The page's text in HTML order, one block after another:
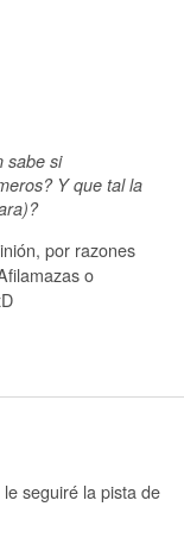
sabe si
Y que tal la
por razones
o
seguiré la pista de